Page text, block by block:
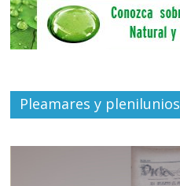
Pleamares y plenilunios